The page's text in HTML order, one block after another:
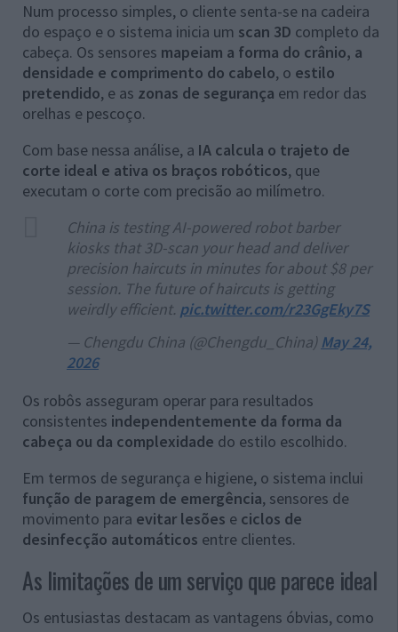
Num processo simples, o cliente senta-se na cadeira
do espaço e o sistema inicia um scan 3D completo da
cabeça. Os sensores mapeiam a forma do crânio, a
densidade e comprimento do cabelo, o estilo
pretendido, e as zonas de segurança em redor das
orelhas e pescoço.
Com base nessa análise, a IA calcula o trajeto de
corte ideal e ativa os braços robóticos, que
executam o corte com precisão ao milímetro.
China is testing AI-powered robot barber
kiosks that 3D-scan your head and deliver
precision haircuts in minutes for about $8 per
session. The future of haircuts is getting
weirdly efficient. pic.twitter.com/r23GgEky7S
— Chengdu China (@Chengdu_China) May 24,
2026
Os robôs asseguram operar para resultados
consistentes independentemente da forma da
cabeça ou da complexidade do estilo escolhido.
Em termos de segurança e higiene, o sistema inclui
função de paragem de emergência, sensores de
movimento para evitar lesões e ciclos de
desinfecção automáticos entre clientes.
As limitações de um serviço que parece ideal
Os entusiastas destacam as vantagens óbvias, como